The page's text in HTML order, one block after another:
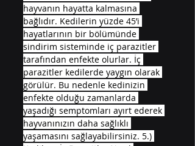
hayvanın hayatta kalmasına
bağlıdır. Kedilerin yüzde 45’i
hayatlarının bir bölümünde
sindirim sisteminde iç parazitler
tarafından enfekte olurlar. İç
parazitler kedilerde yaygın olarak
görülür. Bu nedenle kedinizin
enfekte olduğu zamanlarda
yaşadığı semptomları ayırt ederek
hayvanınızın daha sağlıklı
yaşamasını sağlayabilirsiniz. 5.)